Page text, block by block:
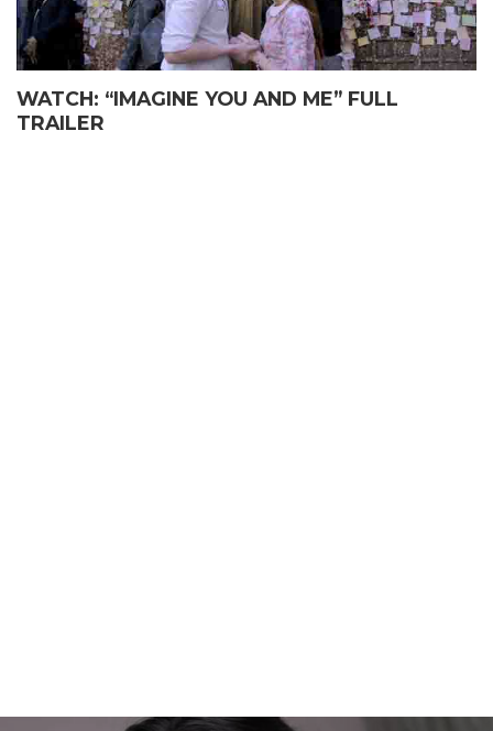
WATCH: “IMAGINE YOU AND ME” FULL
TRAILER